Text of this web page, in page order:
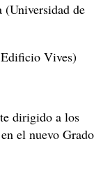
de
Vives)
dirigido a los
el nuevo Grado